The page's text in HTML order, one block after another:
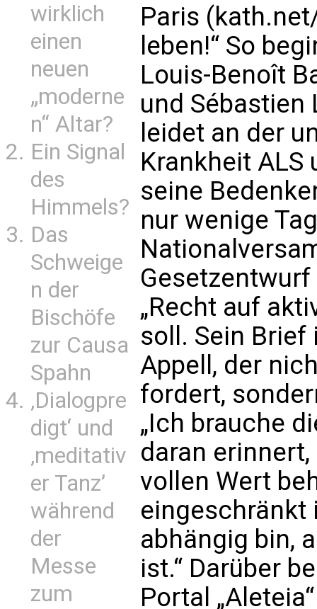
wirklich
einen
neuen
„moderne
n“ Altar?
Ein Signal
des
Himmels?
Das
Schweige
n der
Bischöfe
zur Causa
Spahn
‚Dialogpre
digt‘ und
‚meditativ
er Tanz’
während
der
Messe
zum
Paris
leben!“ So
Louis-Benoît
und Sébastien
leidet an der
Krankheit ALS
seine
nur wenige
„Recht auf
soll. Sein
Appell, der
fordert,
„Ich brauche
daran
vollen Wert
eingeschränkt
abhängig bin,
ist.“ Darüber
Portal